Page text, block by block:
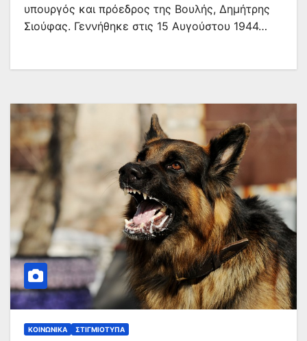
υπουργός και πρόεδρος της Βουλής, Δημήτρης
Σιούφας. Γεννήθηκε στις 15 Αυγούστου 1944…
ΚΟΙΝΩΝΙΚΆ ΣΤΙΓΜΙΌΤΥΠΑ